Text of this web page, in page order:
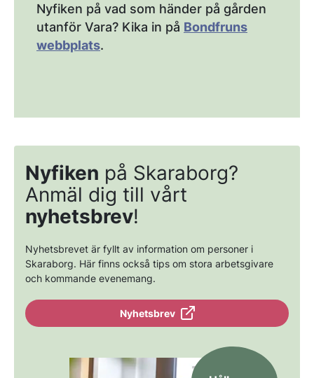
Nyfiken på vad som händer på gården
utanför Vara? Kika in på Bondfruns
webbplats.
Nyfiken på Skaraborg?
Anmäl dig till vårt
nyhetsbrev!
Nyhetsbrevet är fyllt av information om personer i
Skaraborg. Här finns också tips om stora arbetsgivare
och kommande evenemang.
Nyhetsbrev